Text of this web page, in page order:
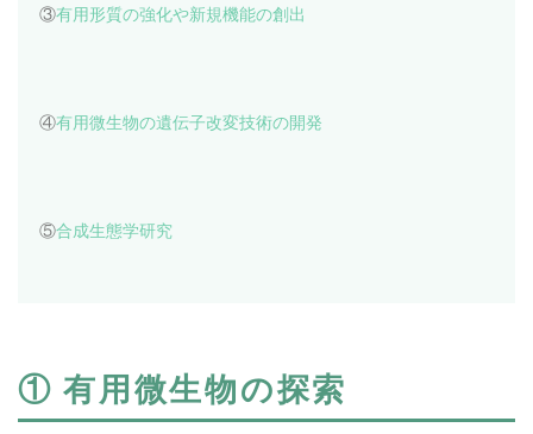
③有用形質の強化や新規機能の創出
④有用微生物の遺伝子改変技術の開発
⑤合成生態学研究
① 有用微生物の探索